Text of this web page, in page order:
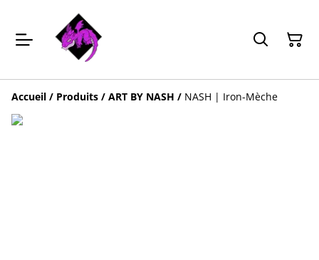
Accueil / Produits / ART BY NASH / NASH | Iron-Mèche